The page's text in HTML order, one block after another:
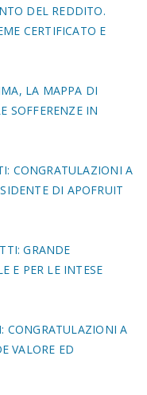
DEL REDDITO.
CERTIFICATO E
LA MAPPA DI
SOFFERENZE IN
CONGRATULAZIONI A
DI APOFRUIT
GRANDE
E PER LE INTESE
CONGRATULAZIONI A
VALORE ED